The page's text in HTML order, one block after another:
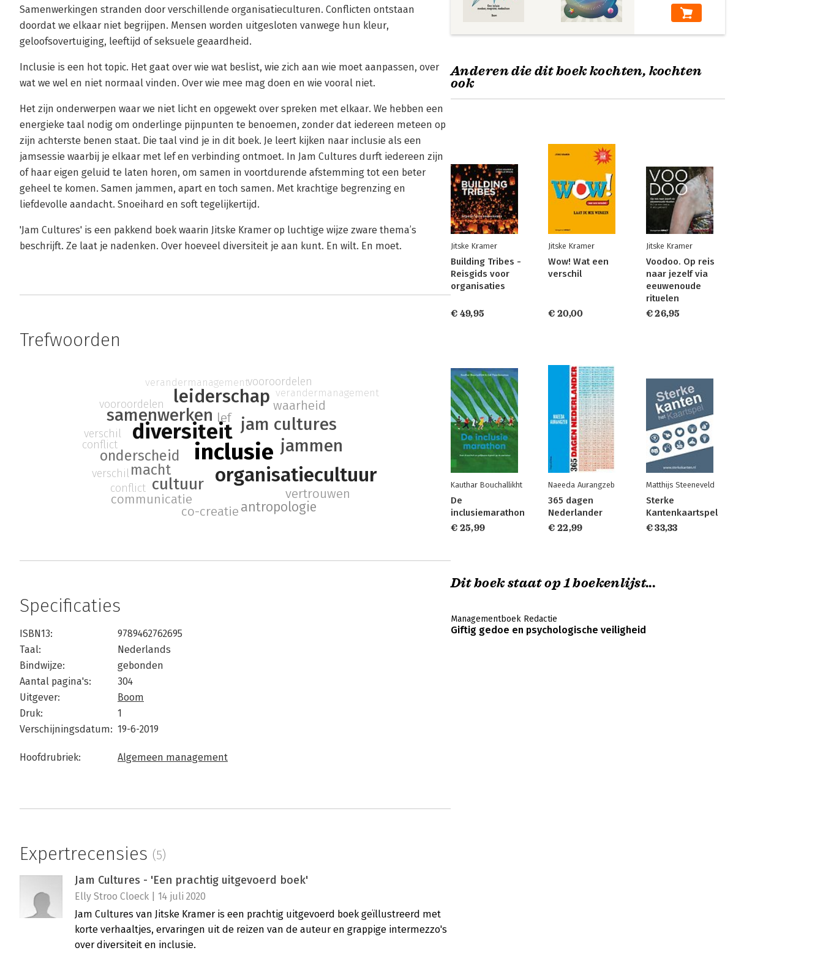
Samenwerkingen stranden door verschillende organisatieculturen. Conflicten ontstaan
doordat we elkaar niet begrijpen. Mensen worden uitgesloten vanwege hun kleur,
geloofsovertuiging, leeftijd of seksuele geaardheid.
Inclusie is een hot topic. Het gaat over wie wat beslist, wie zich aan wie moet aanpassen, over
wat we wel en niet normaal vinden. Over wie mee mag doen en wie vooral niet.
Het zijn onderwerpen waar we niet licht en opgewekt over spreken met elkaar. We hebben een
energieke taal nodig om onderlinge pijnpunten te benoemen, zonder dat iedereen meteen op
zijn achterste benen staat. Die taal vind je in dit boek. Je leert kijken naar inclusie als een
jamsessie waarbij je elkaar met lef en verbinding ontmoet. In Jam Cultures durft iedereen zijn
of haar eigen geluid te laten horen, om samen in voortdurende afstemming tot een beter
geheel te komen. Samen jammen, apart en toch samen. Met krachtige begrenzing en
liefdevolle aandacht. Snoeihard en soft tegelijkertijd.
'Jam Cultures' is een pakkend boek waarin Jitske Kramer op luchtige wijze zware thema’s
beschrijft. Ze laat je nadenken. Over hoeveel diversiteit je aan kunt. En wilt. En moet.
Trefwoorden
inclusie
diversiteit
organisatiecultuur
jam cultures
samenwerken
jammen
leiderschap
cultuur
macht
onderscheid
waarheid
vertrouwen
antropologie
co-creatie
lef
communicatie
conflict
vooroordelen
verschil
verandermanagement
conflict
vooroordelen
verschil
verandermanagement
Specificaties
ISBN13:
9789462762695
Taal:
Nederlands
Bindwijze:
gebonden
Aantal pagina's:
304
Uitgever:
Boom
Druk:
1
Verschijningsdatum: 19-6-2019
Hoofdrubriek: Algemeen management
Expertrecensies (5)
Jam Cultures - 'Een prachtig uitgevoerd boek'
Elly Stroo Cloeck | 14 juli 2020
Jam Cultures van Jitske Kramer is een prachtig uitgevoerd boek geïllustreerd met
korte verhaaltjes, ervaringen uit de reizen van de auteur en grappige intermezzo's
over diversiteit en inclusie.
Anderen die dit boek kochten, kochten
ook
Jitske Kramer
Building Tribes -
Reisgids voor
organisaties
€ 49,95
Jitske Kramer
Wow! Wat een
verschil
€ 20,00
Jitske Kramer
Voodoo. Op reis
naar jezelf via
eeuwenoude
rituelen
€ 26,95
Kauthar Bouchallikht
De
inclusiemarathon
€ 25,99
Naeeda Aurangzeb
365 dagen
Nederlander
€ 22,99
Matthijs Steeneveld
Sterke
Kantenkaartspel
€ 33,33
Dit boek staat op 1 boekenlijst...
Managementboek Redactie
Giftig gedoe en psychologische veiligheid